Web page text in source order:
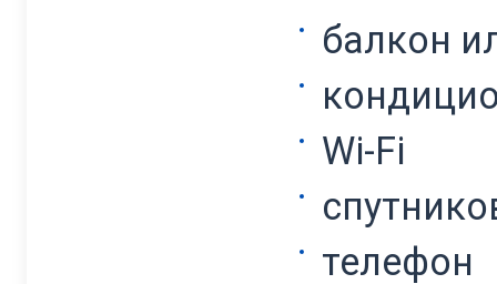
балкон
Wi-Fi
телефон